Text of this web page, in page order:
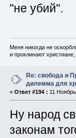
"не убий".
Меня никогда не
и проклинают
Re: свобода и
дилемма для
« Ответ #194 : 11
Ну народ
законам